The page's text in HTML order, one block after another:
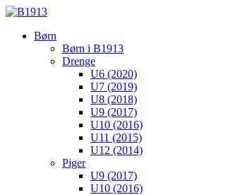
Børn
Børn i B1913
Drenge
U6 (2020)
U7 (2019)
U8 (2018)
U9 (2017)
U10 (2016)
U11 (2015)
U12 (2014)
Piger
U9 (2017)
U10 (2016)